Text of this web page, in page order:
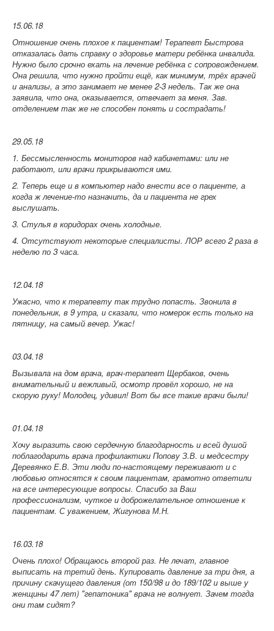
15.06.18
Отношение очень плохое к пациентам! Терапевт Быстрова
отказалась дать справку о здоровье матери ребёнка инвалида.
Нужно было срочно ехать на лечение ребёнка с сопровождением.
Она решила, что нужно пройти ещё, как минимум, трёх врачей
и анализы, а это занимает не менее 2-3 недель. Так же она
заявила, что она, оказывается, отвечает за меня. Зав.
отделением так же не способен понять и сострадать!
29.05.18
1. Бессмысленность мониторов над кабинетами: или не
работают, или врачи прикрываются ими.
2. Теперь еще и в компьютер надо внести все о пациенте, а
когда ж лечение-то назначить, да и пациента не грех
выслушать.
3. Стулья в коридорах очень холодные.
4. Отсутствуют некоторые специалисты. ЛОР всего 2 раза в
неделю по 3 часа.
12.04.18
Ужасно, что к терапевту так трудно попасть. Звонила в
понедельник, в 9 утра, и сказали, что номерок есть только на
пятницу, на самый вечер. Ужас!
03.04.18
Вызывала на дом врача, врач-терапевт Щербаков, очень
внимательный и вежливый, осмотр провёл хорошо, не на
скорую руку! Молодец, удивил! Вот бы все такие врачи были!
01.04.18
Хочу выразить свою сердечную благодарность и всей душой
поблагодарить врача профилактики Попову З.В. и медсестру
Деревянко Е.В. Эти люди по-настоящему переживают и с
любовью относятся к своим пациентам, грамотно ответили
на все интересующие вопросы. Спасибо за Ваш
профессионализм, чуткое и доброжелательное отношение к
пациентам. С уважением, Жигунова М.Н.
16.03.18
Очень плохо! Обращаюсь второй раз. Не лечат, главное
выписать на третий день. Купировать давление за три дня, а
причину скачущего давления (от 150/98 и до 189/102 и выше у
женщины 47 лет) "гепатоника" врача не волнует. Зачем тогда
они там сидят?